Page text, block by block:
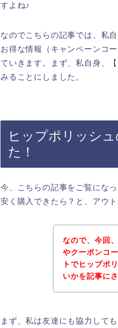
すよね♪
なのでこちらの記事では、私
お得な情報（キャンペーンコ
ていきます。まず、私自身、
みることにしました。
ヒップポリッシ
た！
今、こちらの記事をご覧にな
安く購入できたら？と、アウ
なので、今回
やクーポンコ
トでヒップポ
いかを記事に
まず、私は友達にも協力して